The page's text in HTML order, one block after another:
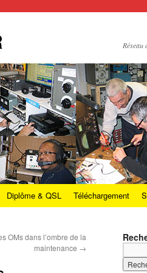
Diplôme & QSL Téléchargement
OMs dans l’ombre de la
maintenance →